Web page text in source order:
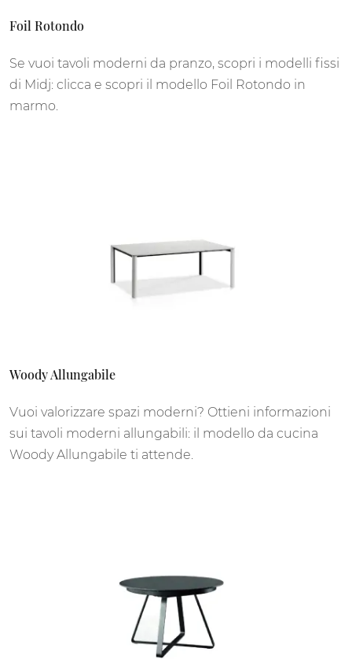
Foil Rotondo
Se vuoi tavoli moderni da pranzo, scopri i modelli fissi
di Midj: clicca e scopri il modello Foil Rotondo in
marmo.
Woody Allungabile
Vuoi valorizzare spazi moderni? Ottieni informazioni
sui tavoli moderni allungabili: il modello da cucina
Woody Allungabile ti attende.